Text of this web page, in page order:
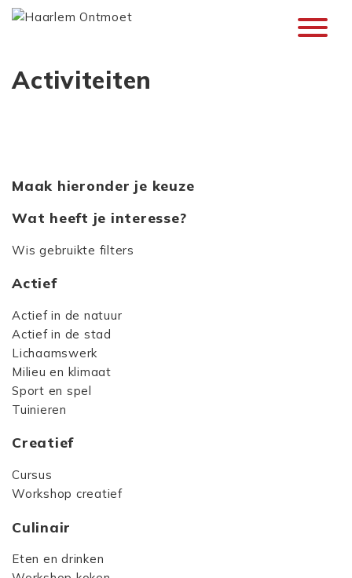
Activiteiten
Maak hieronder je keuze
Wat heeft je interesse?
Wis gebruikte filters
Actief
Actief in de natuur
Actief in de stad
Lichaamswerk
Milieu en klimaat
Sport en spel
Tuinieren
Creatief
Cursus
Workshop creatief
Culinair
Eten en drinken